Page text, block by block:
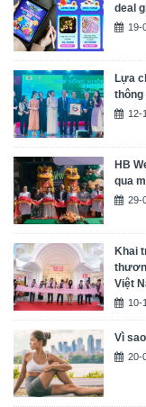
deal
19-
Lựa
12-
HB
qua
29-
Khai
Việt
10-
Vì
20-